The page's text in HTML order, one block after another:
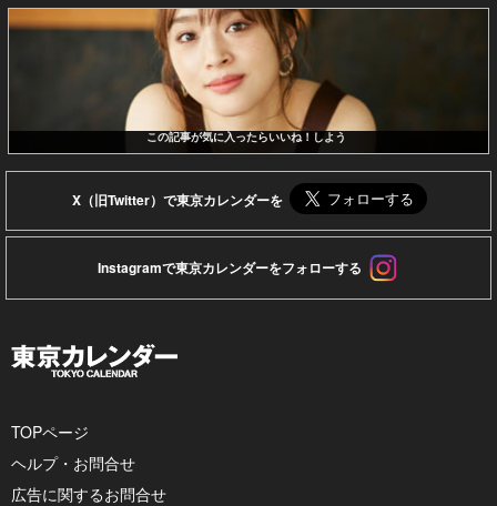
この記事が気に入ったらいいね！しよう
X（旧Twitter）で東京カレンダーを
Instagramで東京カレンダーをフォローする
TOPページ
ヘルプ・お問合せ
広告に関するお問合せ